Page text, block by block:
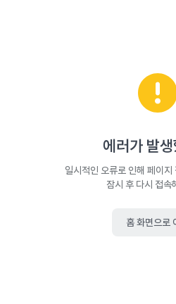
에러가 발
일시적인 오류로 인해 페이지
잠시 후 다시 접속
홈 화면으로